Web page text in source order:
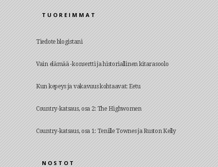
TUOREIMMAT
Tiedote blogistani
Vain elämää -konsertti ja historiallinen kitarasoolo
Kun kepeys ja vakavuus kohtaavat: Eetu
Country-katsaus, osa 2: The Highwomen
Country-katsaus, osa 1: Tenille Townes ja Ruston Kelly
NOSTOT